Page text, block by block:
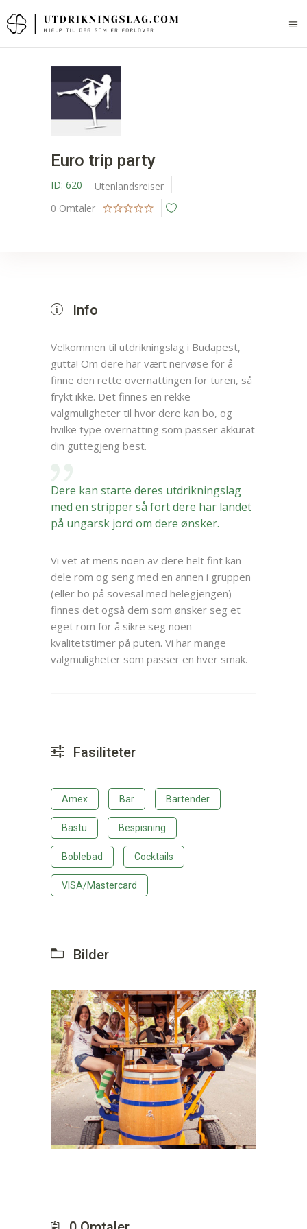
Euro trip party
ID: 620
Utenlandsreiser
0 Omtaler
Info
Velkommen til utdrikningslag i Budapest,
gutta! Om dere har vært nervøse for å
finne den rette overnattingen for turen, så
frykt ikke. Det finnes en rekke
valgmuligheter til hvor dere kan bo, og
hvilke type overnatting som passer akkurat
din guttegjeng best.
Dere kan starte deres utdrikningslag
med en stripper så fort dere har landet
på ungarsk jord om dere ønsker.
Vi vet at mens noen av dere helt fint kan
dele rom og seng med en annen i gruppen
(eller bo på sovesal med helegjengen)
finnes det også dem som ønsker seg et
eget rom for å sikre seg noen
kvalitetstimer på puten. Vi har mange
valgmuligheter som passer en hver smak.
Fasiliteter
Amex Bar Bartender
Bastu Bespisning
Boblebad Cocktails
VISA/Mastercard
Bilder